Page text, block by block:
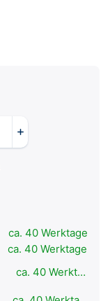
ca. 40 Werktage
ca. 40 Werktage
ca. 40 Werktage